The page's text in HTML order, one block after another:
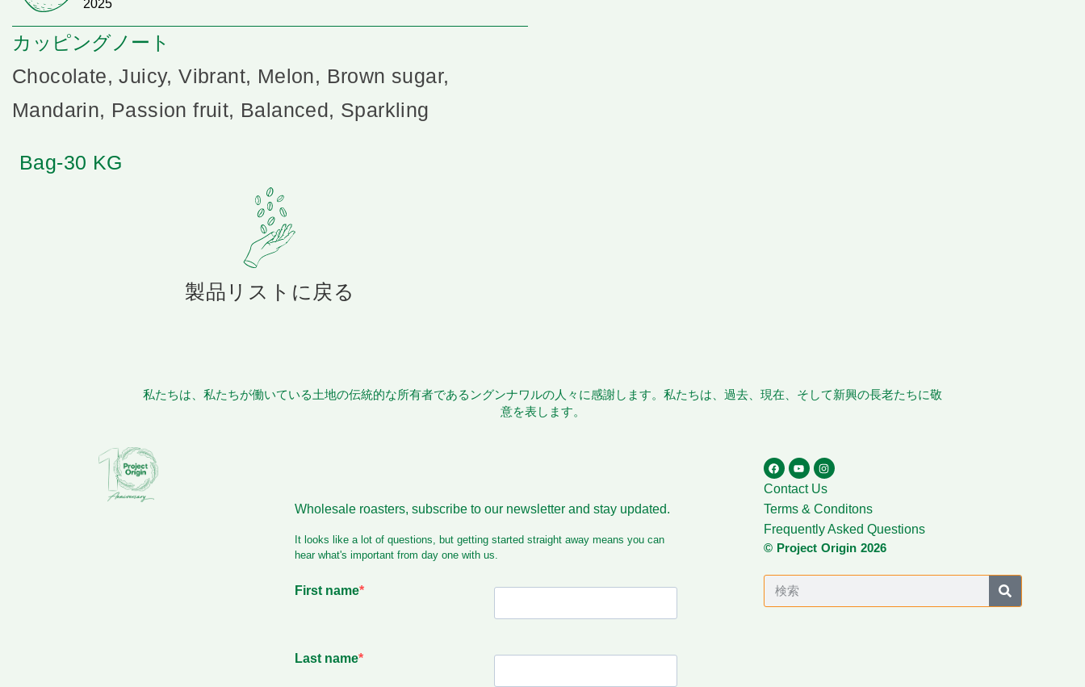
2025
カッピングノート
Chocolate, Juicy, Vibrant, Melon, Brown sugar,
Mandarin, Passion fruit, Balanced, Sparkling
Bag-30 KG
製品リストに戻る
私たちは、私たちが働いている土地の伝統的な所有者であるングンナワルの人々に感謝します。私たちは、過去、現在、そして新興の長老たちに敬
意を表します。
Contact Us
Terms & Conditons
Frequently Asked Questions
© Project Origin 2026